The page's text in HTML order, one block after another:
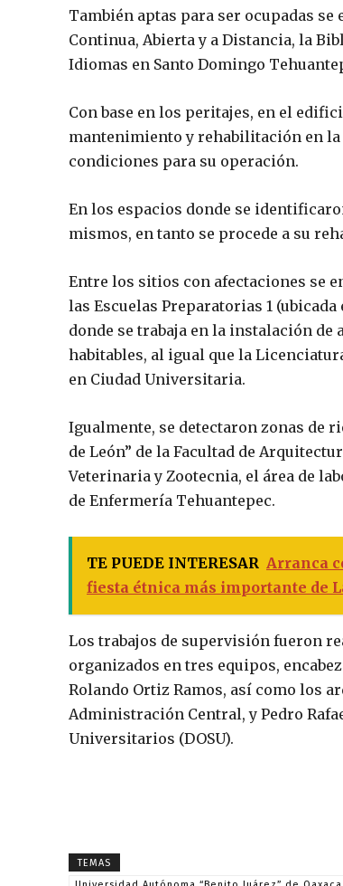
También aptas para ser ocupadas
Continua, Abierta y a Distancia, la
Idiomas en Santo Domingo
Con base en los peritajes, en el
mantenimiento y rehabilitación en la
condiciones para su operación.
En los espacios donde se
mismos, en tanto se procede a su
Entre los sitios con afectaciones se
las Escuelas Preparatorias 1
donde se trabaja en la instalación
habitables, al igual que la
en Ciudad Universitaria.
Igualmente, se detectaron zonas de
de León” de la Facultad de
Veterinaria y Zootecnia, el área de
de Enfermería Tehuantepec.
TE PUEDE INTERESAR Arranca
fiesta étnica más importante de
Los trabajos de supervisión fueron
organizados en tres equipos,
Rolando Ortiz Ramos, así como los
Administración Central, y Pedro
Universitarios (DOSU).
TEMAS